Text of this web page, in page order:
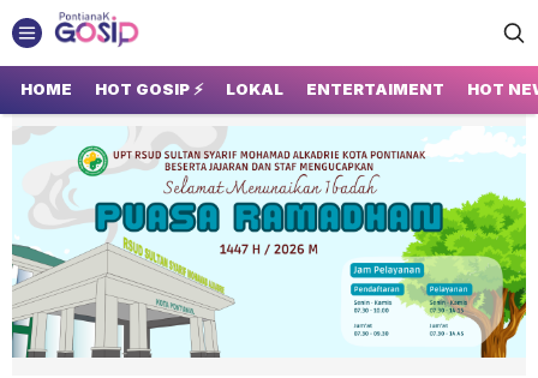
GOSIP PONTIANAK
Tempatnya Gosip Terupdate Pontianak
HOME HOT GOSIP ⚡ LOKAL ENTERTAIMENT HOT